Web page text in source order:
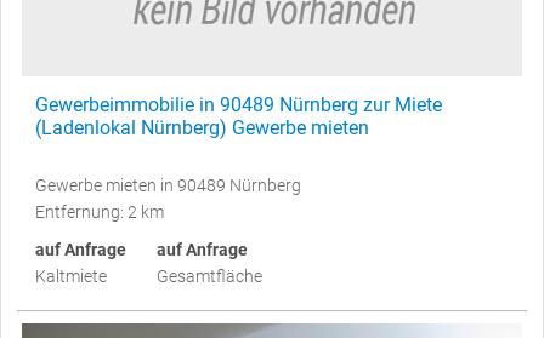
Gewerbeimmobilie in 90489 Nürnberg zur Miete
(Ladenlokal Nürnberg) Gewerbe mieten
Gewerbe mieten in 90489 Nürnberg
Entfernung: 2 km
auf Anfrage
Kaltmiete
auf Anfrage
Gesamtfläche